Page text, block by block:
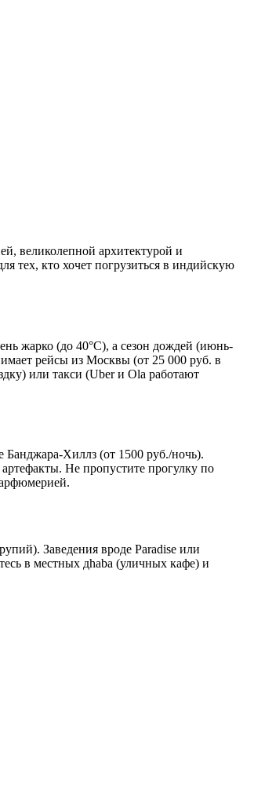
великолепной архитектурой и
тех, кто хочет погрузиться в индийскую
жарко (до 40°C), а сезон дождей (июнь-
рейсы из Москвы (от 25 000 руб. в
или такси (Uber и Ola работают
Банджара-Хиллз (от 1500 руб./ночь).
Не пропустите прогулку по
Заведения вроде Paradise или
в местных дhaba (уличных кафе) и